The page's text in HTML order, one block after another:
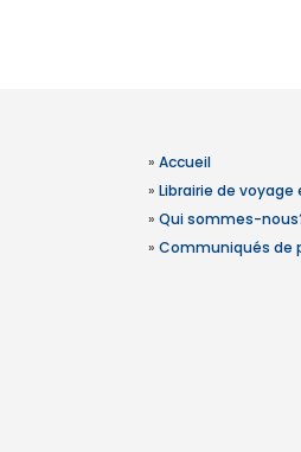
» Accueil
» Librairie de voyage
» Qui sommes-
» Communiqués de